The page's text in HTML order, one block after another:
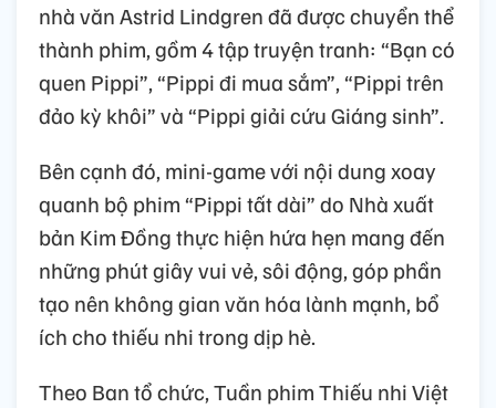
nhà văn Astrid Lindgren đã được chuyển thể
thành phim, gồm 4 tập truyện tranh: “Bạn có
quen Pippi”, “Pippi đi mua sắm”, “Pippi trên
đảo kỳ khôi” và “Pippi giải cứu Giáng sinh”.
Bên cạnh đó, mini-game với nội dung xoay
quanh bộ phim “Pippi tất dài” do Nhà xuất
bản Kim Đồng thực hiện hứa hẹn mang đến
những phút giây vui vẻ, sôi động, góp phần
tạo nên không gian văn hóa lành mạnh, bổ
ích cho thiếu nhi trong dịp hè.
Theo Ban tổ chức, Tuần phim Thiếu nhi Việt